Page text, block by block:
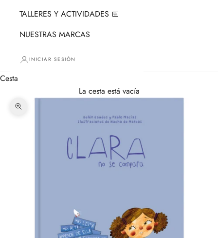
TALLERES Y ACTIVIDADES 📅
NUESTRAS MARCAS
INICIAR SESIÓN
Cesta
La cesta está vacía
Zoom